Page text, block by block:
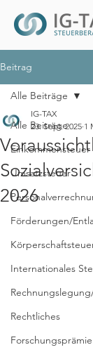
Beitrag
Alle Beiträge
Einkommensteuer
Umsatzsteuer
Förderungen/
Internationales
Rechtliches
Forschungsprämie
Alle Beiträge
2026
IG-TAX
23. Sept. 2025 1